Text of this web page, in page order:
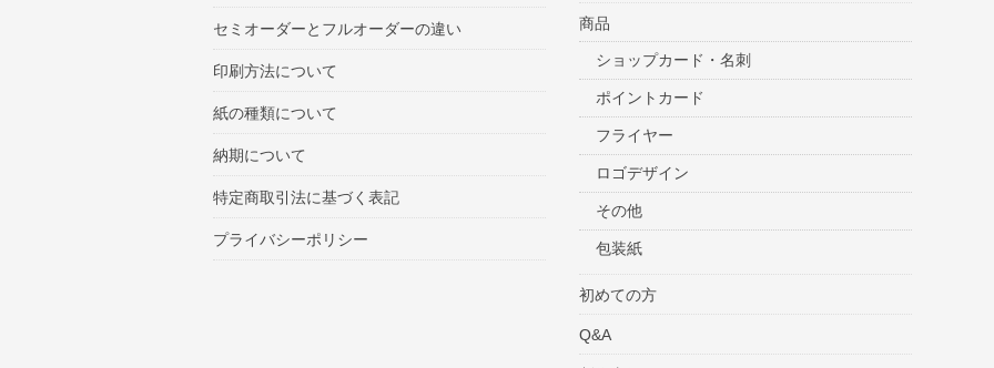
セミオーダーとフルオーダーの違い
印刷方法について
紙の種類について
納期について
特定商取引法に基づく表記
プライバシーポリシー
商品
ショップカード・名刺
ポイントカード
フライヤー
ロゴデザイン
その他
包装紙
初めての方
Q&A